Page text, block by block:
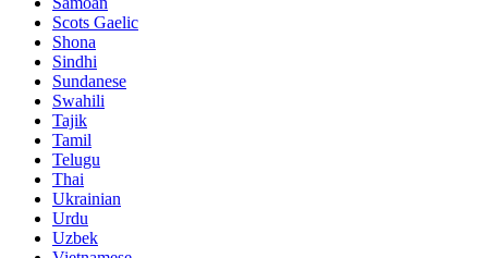
Scots Gaelic
Shona
Sindhi
Sundanese
Swahili
Tajik
Tamil
Telugu
Thai
Ukrainian
Urdu
Uzbek